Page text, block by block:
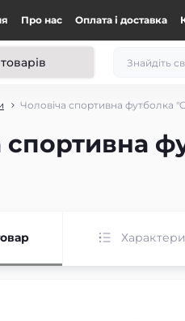
Про нас Оплата і доставка
Чоловіча спортивна футболка
спортивна